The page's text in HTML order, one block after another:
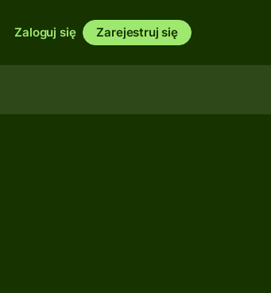
Zaloguj się Zarejestruj się